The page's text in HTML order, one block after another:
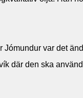
var det
där den ska